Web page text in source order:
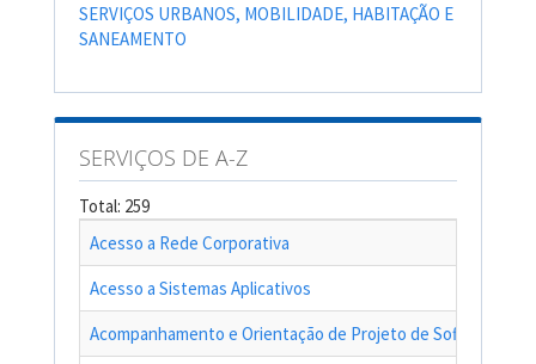
SERVIÇOS URBANOS, MOBILIDADE, HABITAÇÃO E
SANEAMENTO
SERVIÇOS DE A-Z
Total: 259
Acesso a Rede Corporativa
Acesso a Sistemas Aplicativos
Acompanhamento e Orientação de Projeto de Software